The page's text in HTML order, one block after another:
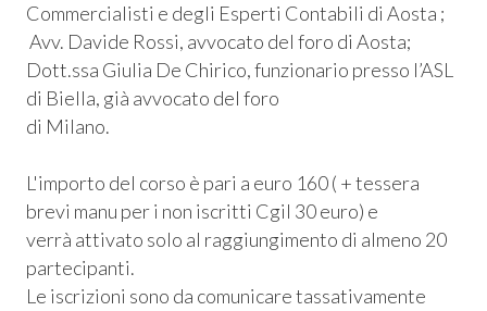
Commercialisti e degli Esperti Contabili di Aosta ;
Avv. Davide Rossi, avvocato del foro di Aosta;
Dott.ssa Giulia De Chirico, funzionario presso l’ASL
di Biella, già avvocato del foro
di Milano.
L'importo del corso è pari a euro 160 ( + tessera
brevi manu per i non iscritti Cgil 30 euro) e
verrà attivato solo al raggiungimento di almeno 20
partecipanti.
Le iscrizioni sono da comunicare tassativamente